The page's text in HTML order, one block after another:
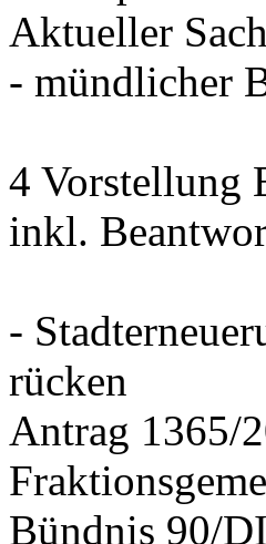
Aktueller
- mündlicher
4 Vorstellung
inkl.
-
rücken
Antrag 1365/
Bündnis 90/